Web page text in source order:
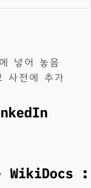
넣어 놓음
사전에 추가
WikiDocs :